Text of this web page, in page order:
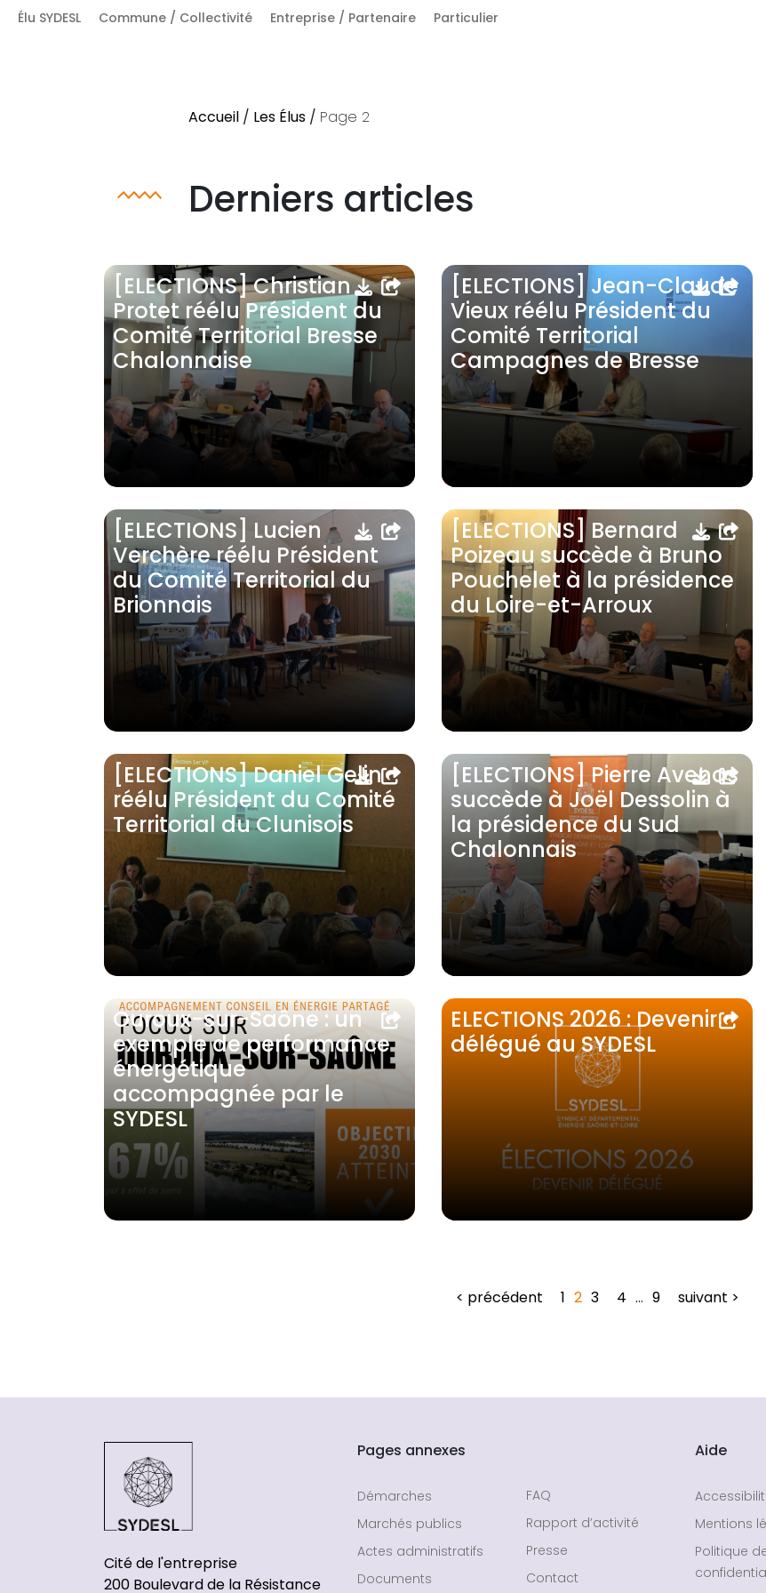
Élu SYDESL Commune / Collectivité Entreprise / Partenaire Particulier
Accueil / Les Élus / Page 2
Derniers articles
[ELECTIONS] Christian
Protet réélu Président du
Comité Territorial Bresse
Chalonnaise
[ELECTIONS] Jean-Claude
Vieux réélu Président du
Comité Territorial
Campagnes de Bresse
[ELECTIONS] Lucien
Verchère réélu Président
du Comité Territorial du
Brionnais
[ELECTIONS] Bernard
Poizeau succède à Bruno
Pouchelet à la présidence
du Loire-et-Arroux
[ELECTIONS] Daniel Gelin
réélu Président du Comité
Territorial du Clunisois
[ELECTIONS] Pierre Avenas
succède à Joël Dessolin à
la présidence du Sud
Chalonnais
Ouroux-sur-Saône : un
exemple de performance
énergétique
accompagnée par le
SYDESL
ELECTIONS 2026 : Devenir
délégué au SYDESL
< précédent 1 2 3 4 … 9 suivant >
Cité de l'entreprise
200 Boulevard de la Résistance
Pages annexes
Démarches
Marchés publics
Actes administratifs
Documents
FAQ
Rapport d’activité
Presse
Contact
Aide
Mentions
Politique